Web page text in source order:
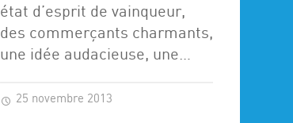
état d’esprit de vainqueur,
des commerçants charmants,
une idée audacieuse, une…
25 novembre 2013